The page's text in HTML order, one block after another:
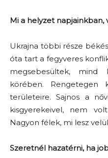
Mi a helyzet
Ukrajna többi része
óta tart a fegyveres
megsebesültek,
körében. Rengetegen
területeire. Sajnos a
kisgyerekeivel, nem
Nagyon félek, mi lesz
Szeretnél hazatérni, ha